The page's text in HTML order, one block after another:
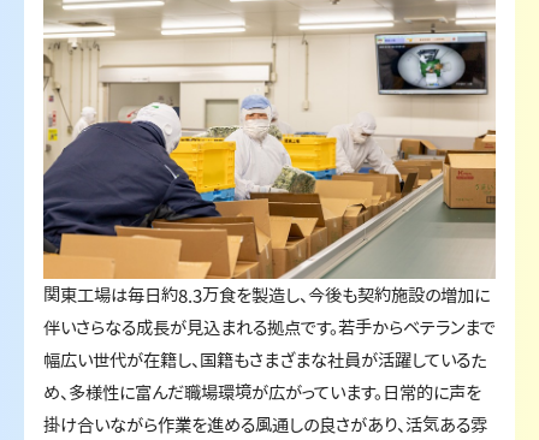
関東工場は毎日約8.3万食を製造し、今後も契約施設の増加に
伴いさらなる成長が見込まれる拠点です。若手からベテランまで
幅広い世代が在籍し、国籍もさまざまな社員が活躍しているた
め、多様性に富んだ職場環境が広がっています。日常的に声を
掛け合いながら作業を進める風通しの良さがあり、活気ある雰